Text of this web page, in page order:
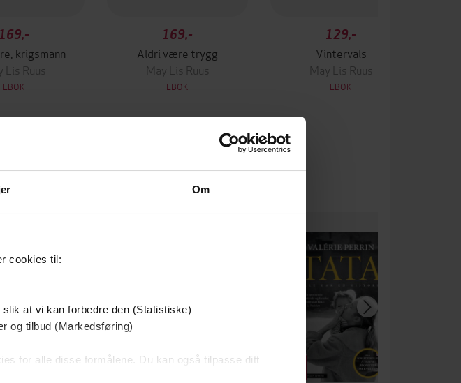
Om
cookies til:
at vi kan forbedre den (Statistiske)
og tilbud (Markedsføring)
for alle disse formålene. Du kan også tilpasse ditt
når som helst trekke tilbake eller endre ditt samtykke.
169,-
krigsmann
Lis Ruus
EBOK
169,-
Aldri være trygg
May Lis Ruus
EBOK
129,-
Vintervals
May Lis Ruus
EBOK
på tilbud
Premium